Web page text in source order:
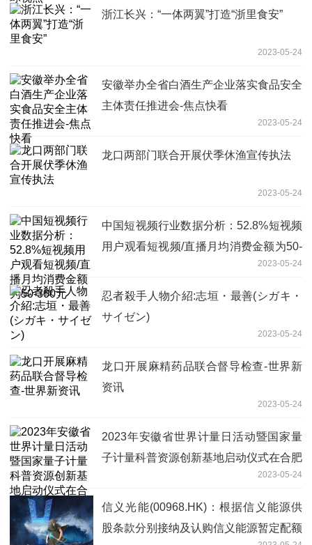
浙江长兴：“一体两翼”打造“浙里食安”
2023-05-24
安徽举办全省白酒生产企业落实食品安全
主体责任推进会-焦点快看
2023-05-24
龙口两部门联合开展伏季休渔宣传执法
2023-05-24
中国短视频行业数据分析：52.8%短视频
用户观看短视频/直播月均消费金额为50-
2023-05-24
忍者殺手人物介紹:志垣・最善(シガキ・
サイゼン)
2023-05-24
龙口开展麻精药品联合督导检查-世界新
资讯
2023-05-24
2023年安徽省世界计量日活动暨国家量
子计量科普资源创新基地启动仪式在合肥
2023-05-24
信义光能(00968.HK)：根据信义能源供
股条款分别接纳及认购信义能源暂定配额